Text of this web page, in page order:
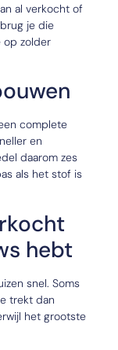
al verkocht of
je die
op zolder
complete
en
daarom zes
als het stof is
hebt
snel. Soms
trekt dan
het grootste